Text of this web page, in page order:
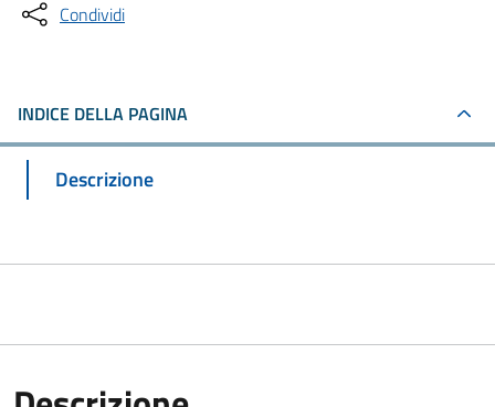
Condividi
INDICE DELLA PAGINA
Descrizione